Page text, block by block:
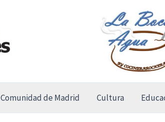
Comunidad de Madrid Cultura